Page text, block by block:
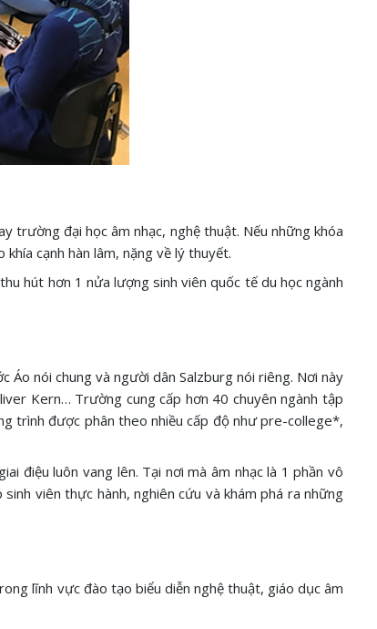
trường đại học âm nhạc, nghệ thuật. Nếu những khóa
cạnh hàn lâm, nặng về lý thuyết.
hút hơn 1 nửa lượng sinh viên quốc tế du học ngành
nói chung và người dân Salzburg nói riêng. Nơi này
Kern… Trường cung cấp hơn 40 chuyên ngành tập
trình được phân theo nhiều cấp độ như pre-college*,
điệu luôn vang lên. Tại nơi mà âm nhạc là 1 phần vô
viên thực hành, nghiên cứu và khám phá ra những
lĩnh vực đào tạo biểu diễn nghệ thuật, giáo dục âm